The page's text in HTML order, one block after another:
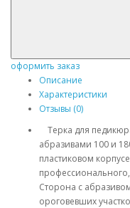
оформить заказ
Описание
Характеристики
Отзывы (0)
Терка для
абразивами 100 и
пластиковом
Сторона с
ороговевших